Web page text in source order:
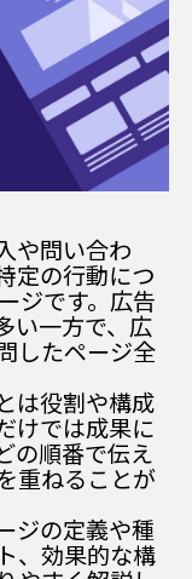
や問い合わ
定の行動につ
ジです。広告
い一方で、広
したページ全
は役割や構成
けでは成果に
の順番で伝え
重ねることが
ジの定義や種
、効果的な構